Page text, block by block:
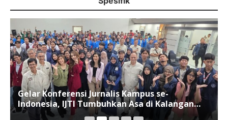
Gelar Konferensi Jurnalis Kampus se-
Indonesia, IJTI Tumbuhkan Asa di Kalangan
Jurnalis Muda di Era Disruspi Digital